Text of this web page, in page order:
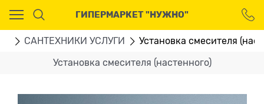
ГИПЕРМАРКЕТ "НУЖНО"
CАНТЕХНИКИ УСЛУГИ Установка смесителя
Установка смесителя (настенного)
Ваш город - Москва,
угадали?
ДА НЕТ